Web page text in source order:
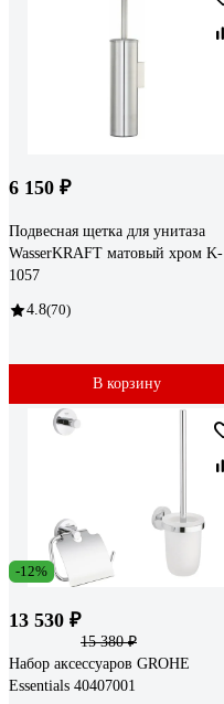
6 150 ₽
Подвесная щетка для унитаза
WasserKRAFT матовый хром K-
1057
4.8(70)
В корзину
-12%
13 530 ₽
15 380 ₽
Набор аксессуаров GROHE
Essentials 40407001